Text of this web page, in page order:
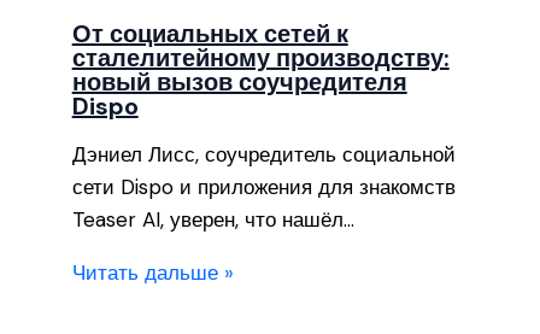
От социальных сетей к
сталелитейному производству:
новый вызов соучредителя
Dispo
Дэниел Лисс, соучредитель социальной
сети Dispo и приложения для знакомств
Teaser AI, уверен, что нашёл…
Читать дальше »